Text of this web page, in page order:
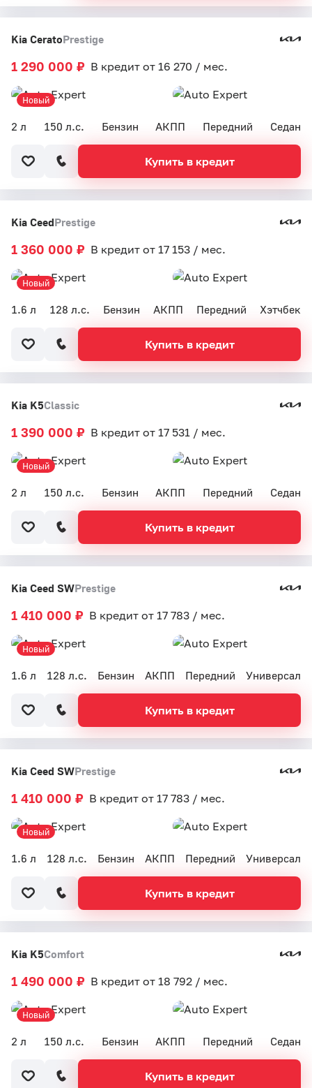
Kia CeratoPrestige
2 л 150 л.с. Бензин АКПП Передний Седан
1 290 000 ₽ В кредит от 16 270 / мес.
Новый
Купить в кредит
Kia CeedPrestige
1.6 л 128 л.с. Бензин АКПП Передний Хэтчбек
1 360 000 ₽ В кредит от 17 153 / мес.
Новый
Купить в кредит
Kia K5Classic
2 л 150 л.с. Бензин АКПП Передний Седан
1 390 000 ₽ В кредит от 17 531 / мес.
Новый
Купить в кредит
Kia Ceed SWPrestige
1.6 л 128 л.с. Бензин АКПП Передний Универсал
1 410 000 ₽ В кредит от 17 783 / мес.
Новый
Купить в кредит
Kia Ceed SWPrestige
1.6 л 128 л.с. Бензин АКПП Передний Универсал
1 410 000 ₽ В кредит от 17 783 / мес.
Новый
Купить в кредит
Kia K5Comfort
2 л 150 л.с. Бензин АКПП Передний Седан
1 490 000 ₽ В кредит от 18 792 / мес.
Новый
Купить в кредит